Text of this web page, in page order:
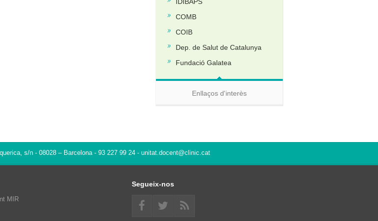
COMB
COIB
Dep. de Salut de Catalunya
Fundació Galatea
Enllaços d'interès
s/n - 08028 – Barcelona- 93 227 99 24 - unitat.docent@clinic.cat
MIR
Segueix-nos